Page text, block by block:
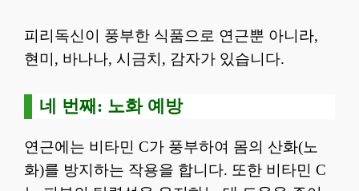
피리독신이 풍부한 식품으로 연근뿐 아니라,
현미, 바나나, 시금치, 감자가 있습니다.
네 번째: 노화 예방
연근에는 비타민 C가 풍부하여 몸의 산화(노
화)를 방지하는 작용을 합니다. 또한 비타민 C